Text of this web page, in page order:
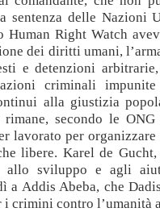
sentenza delle Nazioni
Right Watch
dei diritti umani,
e detenzioni
criminali impunite
alla giustizia
rimane, secondo le
lavorato per organizzare
libere. Karel de
allo sviluppo e agli
a Addis Abeba, che
i crimini contro l’umanità